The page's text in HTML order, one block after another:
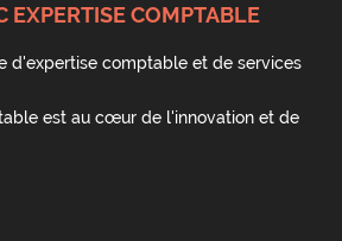
EXPERTISE COMPTABLE
d'expertise comptable et de services
est au cœur de l'innovation et de